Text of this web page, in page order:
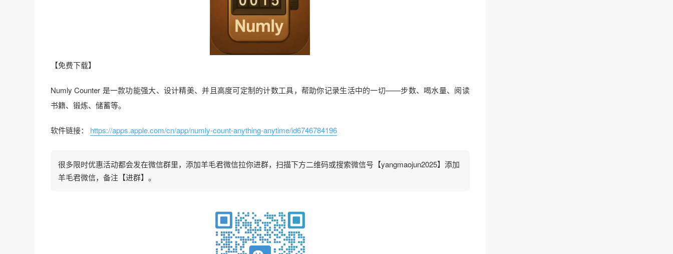
【免费下载】
Numly Counter 是一款功能强大、设计精美、并且高度可定制的计数工具，帮助你记录生活中的一切——步数、喝水量、阅读
书籍、锻炼、储蓄等。
软件链接： https://apps.apple.com/cn/app/numly-count-anything-anytime/id6746784196
很多限时优惠活动都会发在微信群里，添加羊毛君微信拉你进群，扫描下方二维码或搜索微信号【yangmaojun2025】添加
羊毛君微信，备注【进群】。